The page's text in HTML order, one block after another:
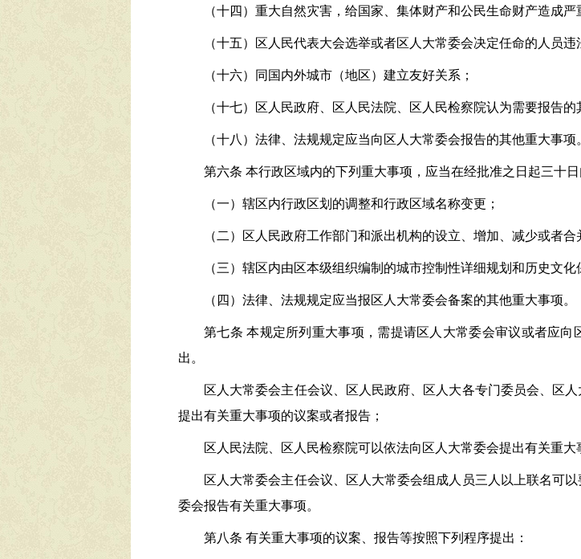
（十四）重大自然灾害，给国家、集体财产和公民生命财产造成
（十五）区人民代表大会选举或者区人大常委会决定任命的人员
（十六）同国内外城市（地区）建立友好关系；
（十七）区人民政府、区人民法院、区人民检察院认为需要报告的
（十八）法律、法规规定应当向区人大常委会报告的其他重大事项
第六条 本行政区域内的下列重大事项，应当在经批准之日起三十日
（一）辖区内行政区划的调整和行政区域名称变更；
（二）区人民政府工作部门和派出机构的设立、增加、减少或者合
（三）辖区内由区本级组织编制的城市控制性详细规划和历史文化
（四）法律、法规规定应当报区人大常委会备案的其他重大事项。
第七条本规定所列重大事项，需提请区人大常委会审议或者应
出。
区人大常委会主任会议、区人民政府、区人大各专门委员会、区
提出有关重大事项的议案或者报告；
区人民法院、区人民检察院可以依法向区人大常委会提出有关重大
区人大常委会主任会议、区人大常委会组成人员三人以上联名可
委会报告有关重大事项。
第八条 有关重大事项的议案、报告等按照下列程序提出：